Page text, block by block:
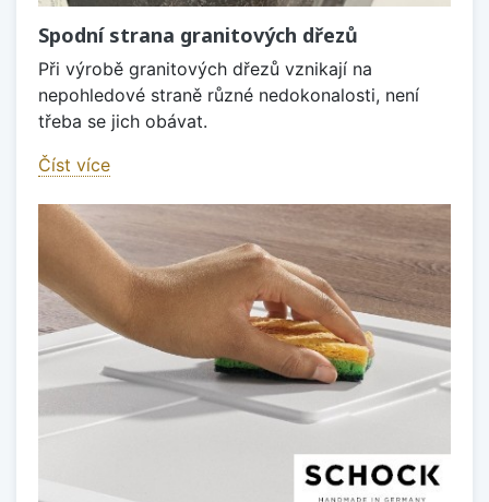
Spodní strana granitových dřezů
Při výrobě granitových dřezů vznikají na
nepohledové straně různé nedokonalosti, není
třeba se jich obávat.
Číst více